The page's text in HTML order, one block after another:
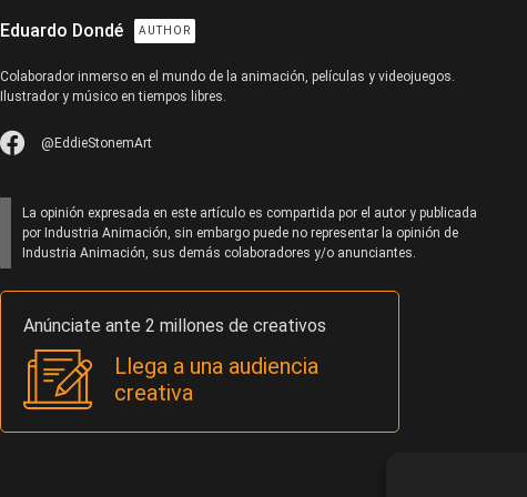
Eduardo Dondé AUTHOR
Colaborador inmerso en el mundo de la animación, películas y videojuegos.
Ilustrador y músico en tiempos libres.
@EddieStonemArt
La opinión expresada en este artículo es compartida por el autor y publicada
por Industria Animación, sin embargo puede no representar la opinión de
Industria Animación, sus demás colaboradores y/o anunciantes.
Anúnciate ante 2 millones de creativos
Llega a una audiencia
creativa